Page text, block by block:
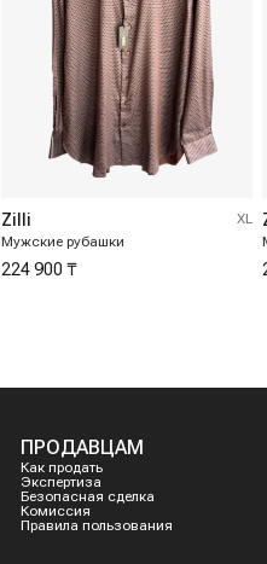
Zilli
Мужские рубашки
XL
224 900 ₸
ПРОДАВЦАМ
Как продать
Экспертиза
Безопасная сделка
Комиссия
Правила пользования